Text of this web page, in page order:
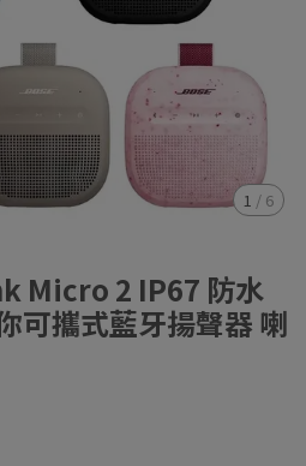
1 / 6
Micro 2 IP67 防水
可攜式藍牙揚聲器 喇